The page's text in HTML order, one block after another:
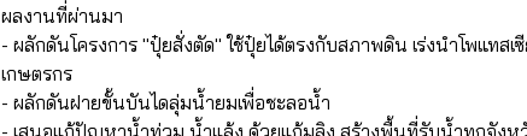
ผลงานที่ผ่านมา
- ผลักดันโครงการ "ปุ๋ยสั่งตัด" ใช้ปุ๋ยได้ตรงกับสภาพดิน เร่งนำโพแทส
เกษตรกร
- ผลักดันฝายขั้นบันไดลุ่มน้ำยมเพื่อชะลอน้ำ
- เสนอแก้ปัญหาน้ำท่วม น้ำแล้ง ด้วยแก้มลิง สร้างพื้นที่รับน้ำทุกจังห